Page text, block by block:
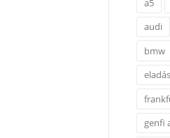
a5
audi
bmw
eladás
genfi